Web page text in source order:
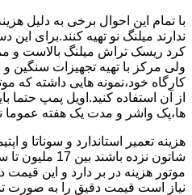
با تمام این احوال برخی به دلیل
ندارند میلنگ نو تهیه کنند.برای
کرد ریسک تراش میلنگ بالاست و
ولی مرکز با تهیه تجهیزات سنگین و
کارگاه خود،نمونه هایی داشته که
از آن استفاده کنید.اویل پمپ
ها،پک واشر و مدت یک هفته عموما
هزینه تعمیر استاندارد و سوناتا و
شاتون نزده
موتور هزینه در بر دارد و این قیمت
نیاز است قیمت دقیق را به صورت